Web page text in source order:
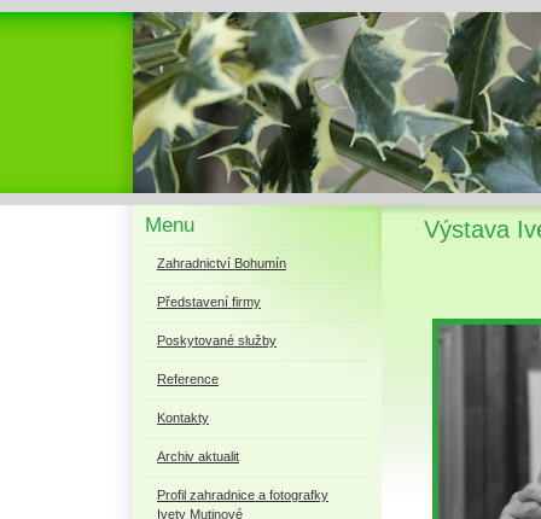
Menu
Zahradnictví Bohumín
Představení firmy
Poskytované služby
Reference
Kontakty
Archiv aktualit
Profil zahradnice a fotografky
Ivety Mutinové
Výstava